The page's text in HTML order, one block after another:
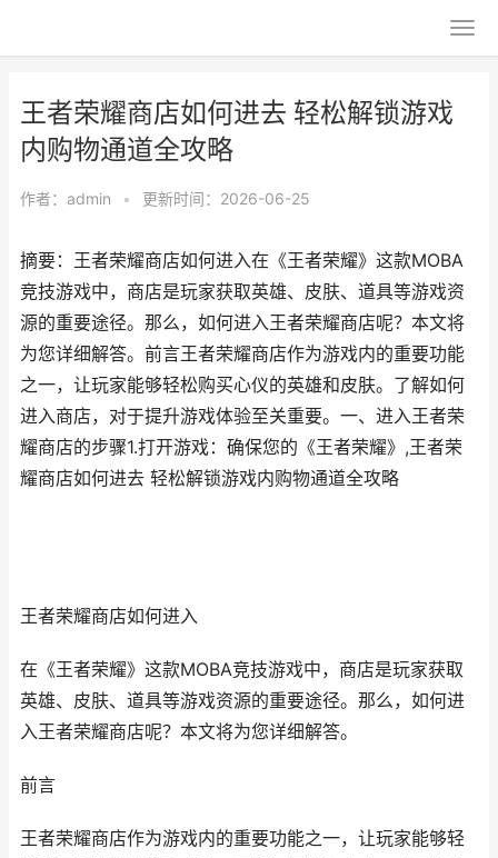
王者荣耀商店如何进去 轻松解锁游戏
内购物通道全攻略
作者： admin • 更新时间：2026-06-25
摘要：王者荣耀商店如何进入在《王者荣耀》这款MOBA
竞技游戏中，商店是玩家获取英雄、皮肤、道具等游戏资
源的重要途径。那么，如何进入王者荣耀商店呢？本文将
为您详细解答。前言王者荣耀商店作为游戏内的重要功能
之一，让玩家能够轻松购买心仪的英雄和皮肤。了解如何
进入商店，对于提升游戏体验至关重要。一、进入王者荣
耀商店的步骤1.打开游戏：确保您的《王者荣耀》,王者荣
耀商店如何进去 轻松解锁游戏内购物通道全攻略
王者荣耀商店如何进入
在《王者荣耀》这款MOBA竞技游戏中，商店是玩家获取
英雄、皮肤、道具等游戏资源的重要途径。那么，如何进
入王者荣耀商店呢？本文将为您详细解答。
前言
王者荣耀商店作为游戏内的重要功能之一，让玩家能够轻